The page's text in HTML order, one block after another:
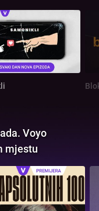
Voyo
mjestu